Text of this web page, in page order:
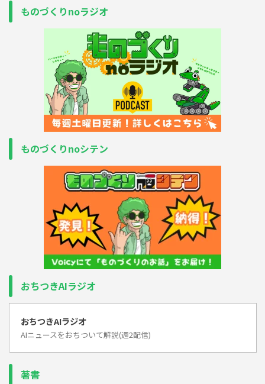
ものづくりnoラジオ
ものづくりnoシテン
おちつきAIラジオ
おちつきAIラジオ
AIニュースをおちついて解説(週2配信)
著書